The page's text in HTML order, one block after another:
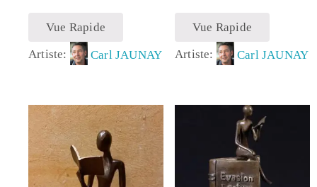
Vue Rapide
Artiste: Carl JAUNAY
Vue Rapide
Artiste: Carl JAUNAY